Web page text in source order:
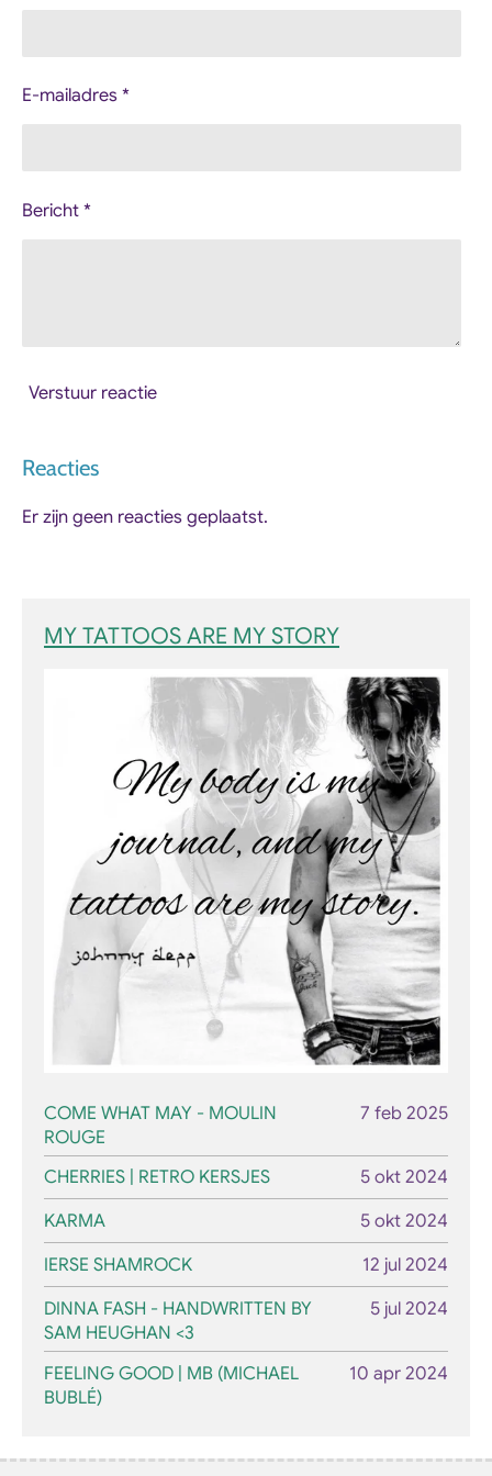
E-mailadres *
Bericht *
Verstuur reactie
Reacties
Er zijn geen reacties geplaatst.
MY TATTOOS ARE MY STORY
COME WHAT MAY - MOULIN
ROUGE
7 feb 2025
CHERRIES | RETRO KERSJES
5 okt 2024
KARMA
5 okt 2024
IERSE SHAMROCK
12 jul 2024
DINNA FASH - HANDWRITTEN BY
SAM HEUGHAN <3
5 jul 2024
FEELING GOOD | MB (MICHAEL
BUBLÉ)
10 apr 2024